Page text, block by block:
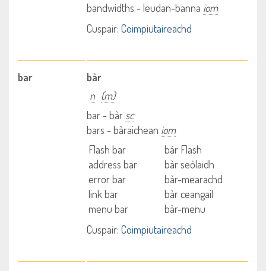
bandwidths - leudan-banna iom
Cuspair: Coimpiutaireachd
bar
bàr
n (m)
bar - bàr sc
bars - bàraichean iom
Flash bar
bàr Flash
address bar
bàr seòlaidh
error bar
bàr-mearachd
link bar
bàr ceangail
menu bar
bàr-menu
Cuspair: Coimpiutaireachd